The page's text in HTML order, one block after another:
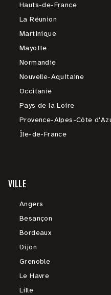
Hauts-de-France
La Réunion
Martinique
Mayotte
Normandie
Nouvelle-Aquitaine
Occitanie
Pays de la Loire
Provence-Alpes-Côte
Île-de-France
VILLE
Angers
Besançon
Bordeaux
Dijon
Grenoble
Le Havre
Lille